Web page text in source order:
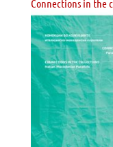
Connections in the